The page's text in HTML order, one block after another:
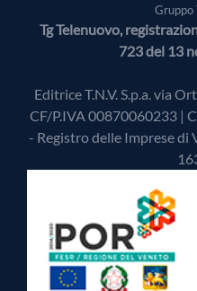
Gruppo
Tg Telenuovo,
723 del 13
Editrice T.N.V. S.p.a. via
CF/P.IVA 00870060233 |
- Registro delle Imprese di